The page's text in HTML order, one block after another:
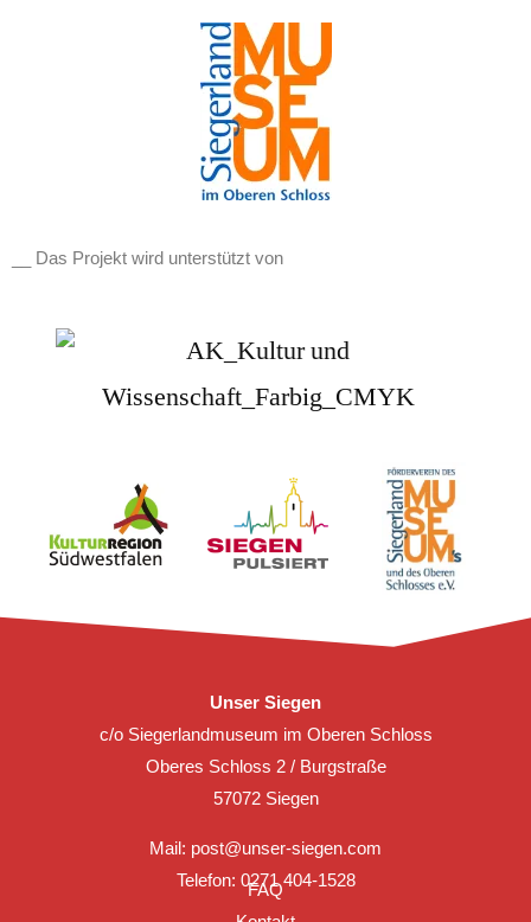
__ Das Projekt wird unterstützt von
Unser Siegen
c/o Siegerlandmuseum im Oberen Schloss
Oberes Schloss 2 / Burgstraße
57072 Siegen
Mail: post@unser-siegen.com
Telefon: 0271 404-1528
FAQ